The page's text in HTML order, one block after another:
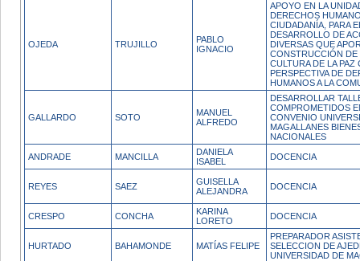
OJEDA TRUJILLO
PABLO
IGNACIO
APOYO EN LA
DERECHOS
CIUDADANÍA, PARA
DESARROLLO DE
DIVERSAS QUE
CONSTRUCCIÓN DE
CULTURA DE LA PAZ
PERSPECTIVA DE
HUMANOS A LA
GALLARDO SOTO
MANUEL
ALFREDO
DESARROLLAR
COMPROMETIDOS
CONVENIO
MAGALLANES
NACIONALES
ANDRADE MANCILLA
DANIELA
ISABEL
DOCENCIA
REYES SAEZ
GUISELLA
ALEJANDRA
DOCENCIA
CRESPO CONCHA
KARINA
LORETO
DOCENCIA
HURTADO BAHAMONDE MATÍAS FELIPE
PREPARADOR
SELECCION DE
UNIVERSIDAD DE